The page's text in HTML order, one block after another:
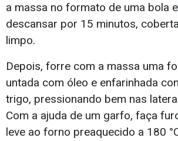
a massa no formato de uma bola
descansar por 15 minutos,
limpo.
Depois, forre com a massa uma
untada com óleo e enfarinhada
trigo, pressionando bem nas
Com a ajuda de um garfo, faça
leve ao forno preaquecido a 180